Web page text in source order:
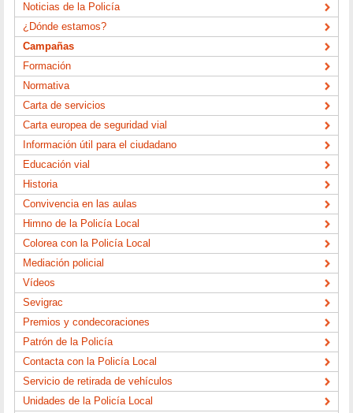
Noticias de la Policía
¿Dónde estamos?
Campañas
Formación
Normativa
Carta de servicios
Carta europea de seguridad vial
Información útil para el ciudadano
Educación vial
Historia
Convivencia en las aulas
Himno de la Policía Local
Colorea con la Policía Local
Mediación policial
Vídeos
Sevigrac
Premios y condecoraciones
Patrón de la Policía
Contacta con la Policía Local
Servicio de retirada de vehículos
Unidades de la Policía Local